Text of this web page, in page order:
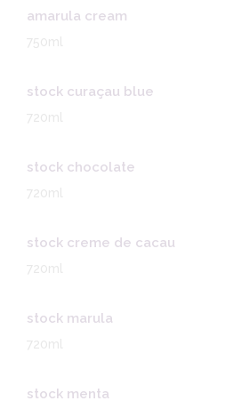
amarula cream
750ml
stock curaçau blue
stock chocolate
stock creme de cacau
stock marula
stock menta